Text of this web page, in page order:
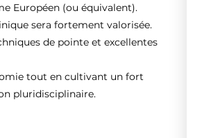
Européen (ou équivalent).
sera fortement valorisée.
de pointe et excellentes
tout en cultivant un fort
pluridisciplinaire.